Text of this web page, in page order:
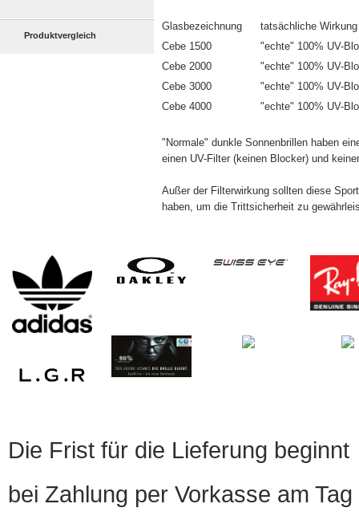
Glasbezeichnung
tatsächliche Wirkung
Cebe 1500
"echte" 100% UV-
Cebe 2000
"echte" 100% UV-
Cebe 3000
"echte" 100% UV-
Cebe 4000
"echte" 100% UV-
"Normale" dunkle Sonnenbrillen haben
einen UV-Filter (keinen Blocker) und
Außer der Filterwirkung sollten diese
haben, um die Trittsicherheit zu
Produktvergleich
Die Frist für die Lieferung beginnt
bei Zahlung per Vorkasse am